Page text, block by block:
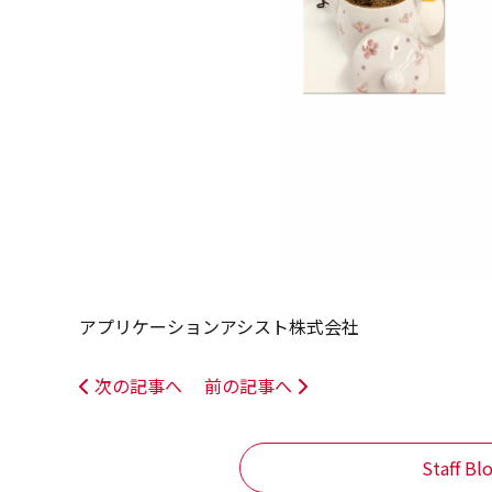
アプリケーションアシスト株式会社
次の記事へ 前の記事へ
Staff